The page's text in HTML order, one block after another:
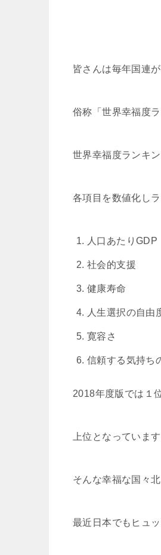
皆さんは毎年国連
俗称「世界幸福度
世界幸福度ランキ
各項目を数値化し
人口あたりGDP
社会的支援
健康寿命
人生選択の自由
寛容さ
信頼する気持ち
2018年度版では１
上位となっていま
そんな幸福な国々
最近日本でもヒュ